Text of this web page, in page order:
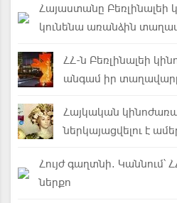
Հայաստանը Բեռլինալեի
կունենա առանձին
ՀՀ-ն Բեռլինալեի
անգամ իր
Հայկական
ներկայացվելու է
Հույժ գաղտնի. Կաննում՝
ներքո